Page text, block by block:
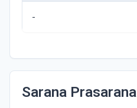
-
Sarana Prasarana